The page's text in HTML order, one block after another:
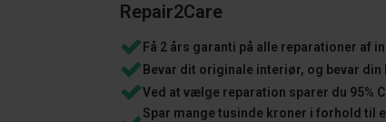
Repair2Care
Få 2 års garanti på alle reparationer af
Bevar dit originale interiør, og bevar
Ved at vælge reparation sparer du 95%
Spar mange tusinde kroner i forhold til